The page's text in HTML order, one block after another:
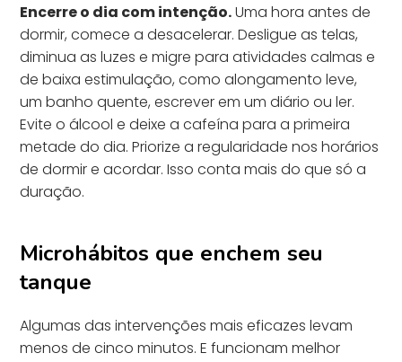
Encerre o dia com intenção.Uma hora antes de
dormir, comece a desacelerar. Desligue as telas,
diminua as luzes e migre para atividades calmas e
de baixa estimulação, como alongamento leve,
um banho quente, escrever em um diário ou ler.
Evite o álcool e deixe a cafeína para a primeira
metade do dia. Priorize a regularidade nos horários
de dormir e acordar. Isso conta mais do que só a
duração.
Microhábitos que enchem seu
tanque
Algumas das intervenções mais eficazes levam
menos de cinco minutos. E funcionam melhor